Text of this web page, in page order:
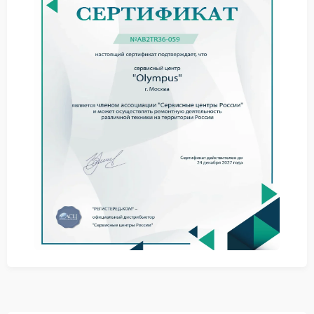
внутреннего положения оптики без поспешных
Почему возникает искажение
Причиной может стать смещение линзового блока
после удара, износ внутренних креплений,
нарушение геометрии оправы или последствия
неудачного вмешательства. В сервисе Olympus
требуется ли регулировка, замена деталей или
комплексный ремонт.
диагностика геометрии кадра на тестовых мишенях
настройка и итоговое тестирование результата
Что дает обращение к
специалистам